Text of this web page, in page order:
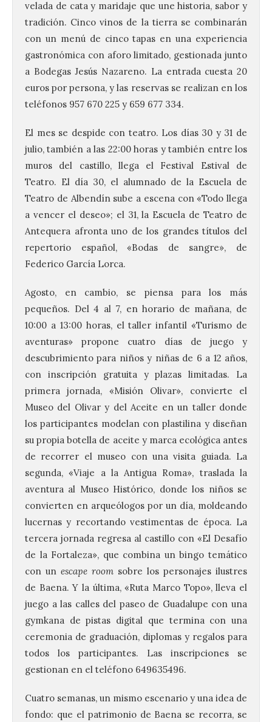
velada de cata y maridaje que une historia, sabor y
tradición. Cinco vinos de la tierra se combinarán
con un menú de cinco tapas en una experiencia
gastronómica con aforo limitado, gestionada junto
a Bodegas Jesús Nazareno. La entrada cuesta 20
euros por persona, y las reservas se realizan en los
teléfonos 957 670 225 y 659 677 334.
El mes se despide con teatro. Los días 30 y 31 de
julio, también a las 22:00 horas y también entre los
muros del castillo, llega el Festival Estival de
Teatro. El día 30, el alumnado de la Escuela de
Teatro de Albendín sube a escena con «Todo llega
a vencer el deseo»; el 31, la Escuela de Teatro de
Antequera afronta uno de los grandes títulos del
repertorio español, «Bodas de sangre», de
Federico García Lorca.
Agosto, en cambio, se piensa para los más
pequeños. Del 4 al 7, en horario de mañana, de
10:00 a 13:00 horas, el taller infantil «Turismo de
aventuras» propone cuatro días de juego y
descubrimiento para niños y niñas de 6 a 12 años,
con inscripción gratuita y plazas limitadas. La
primera jornada, «Misión Olivar», convierte el
Museo del Olivar y del Aceite en un taller donde
los participantes modelan con plastilina y diseñan
su propia botella de aceite y marca ecológica antes
de recorrer el museo con una visita guiada. La
segunda, «Viaje a la Antigua Roma», traslada la
aventura al Museo Histórico, donde los niños se
convierten en arqueólogos por un día, moldeando
lucernas y recortando vestimentas de época. La
tercera jornada regresa al castillo con «El Desafío
de la Fortaleza», que combina un bingo temático
con un escape room sobre los personajes ilustres
de Baena. Y la última, «Ruta Marco Topo», lleva el
juego a las calles del paseo de Guadalupe con una
gymkana de pistas digital que termina con una
ceremonia de graduación, diplomas y regalos para
todos los participantes. Las inscripciones se
gestionan en el teléfono 649635496.
Cuatro semanas, un mismo escenario y una idea de
fondo: que el patrimonio de Baena se recorra, se
del nuevo ranking de
Billionhands que revela
los diez destinos y locales